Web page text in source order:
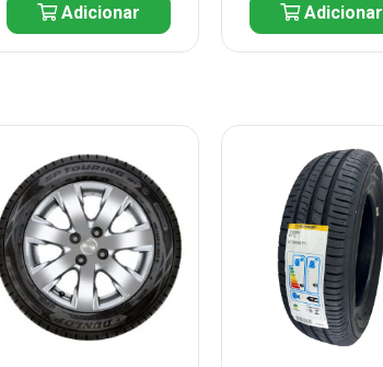
Adicionar Adicionar